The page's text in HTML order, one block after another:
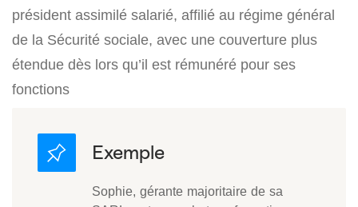
président assimilé salarié, affilié au régime général
de la Sécurité sociale, avec une couverture plus
étendue dès lors qu’il est rémunéré pour ses
fonctions
Sophie, gérante majoritaire de sa